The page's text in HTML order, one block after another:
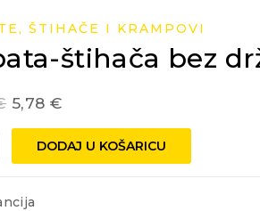
ŠTIHAČE I KRAMPOVI
štihača bez
5,78 €
DODAJ U KOŠARICU